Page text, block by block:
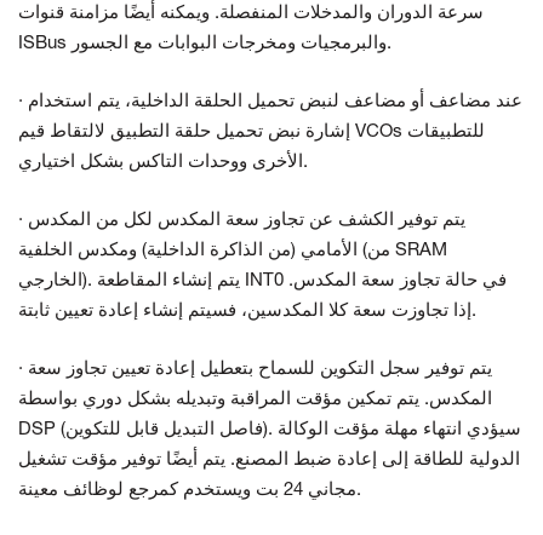
سرعة الدوران والمدخلات المنفصلة. ويمكنه أيضًا مزامنة قنوات
ISBus والبرمجيات ومخرجات البوابات مع الجسور.
· عند مضاعف أو مضاعف لنبض تحميل الحلقة الداخلية، يتم استخدام
إشارة نبض تحميل حلقة التطبيق لالتقاط قيم VCOs للتطبيقات
الأخرى ووحدات التاكس بشكل اختياري.
· يتم توفير الكشف عن تجاوز سعة المكدس لكل من المكدس
الأمامي (من الذاكرة الداخلية) ومكدس الخلفية (من SRAM
الخارجي). يتم إنشاء المقاطعة INT0 في حالة تجاوز سعة المكدس.
إذا تجاوزت سعة كلا المكدسين، فسيتم إنشاء إعادة تعيين ثابتة.
· يتم توفير سجل التكوين للسماح بتعطيل إعادة تعيين تجاوز سعة
المكدس. يتم تمكين مؤقت المراقبة وتبديله بشكل دوري بواسطة
DSP (فاصل التبديل قابل للتكوين). سيؤدي انتهاء مهلة مؤقت الوكالة
الدولية للطاقة إلى إعادة ضبط المصنع. يتم أيضًا توفير مؤقت تشغيل
مجاني 24 بت ويستخدم كمرجع لوظائف معينة.